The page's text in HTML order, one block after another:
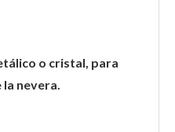
o cristal, para
nevera.